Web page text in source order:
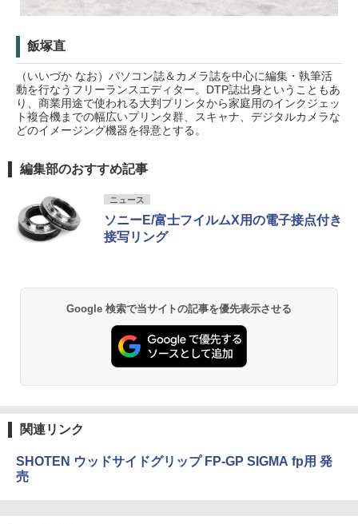
飯塚直
（いいづか なお）パソコン誌＆カメラ誌を中心に編集・執筆活
動を行なうフリーランスエディター。DTP誌出身ということもあ
り、商業用途で使われる大判プリンタから家庭用のインクジェッ
ト複合機までの幅広いプリンタ群、スキャナ、デジタルカメラな
どのイメージング機器を得意とする。
編集部のおすすめ記事
ニュース
ソニーE/富士フイルムX用の電子接点付き
接写リング
Google 検索で当サイトの記事を優先表示させる
関連リンク
SHOTEN ウッドサイドグリップ FP-GP SIGMA fp用 発
売